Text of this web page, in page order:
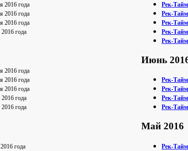
2016 года
2016 года
2016 года
года
2016 года
2016 года
2016 года
года
года
года
Рек-
Рек-
Рек-
Рек-
Рек-
Июнь
Рек-
Рек-
Рек-
Рек-
Май 2016
Рек-